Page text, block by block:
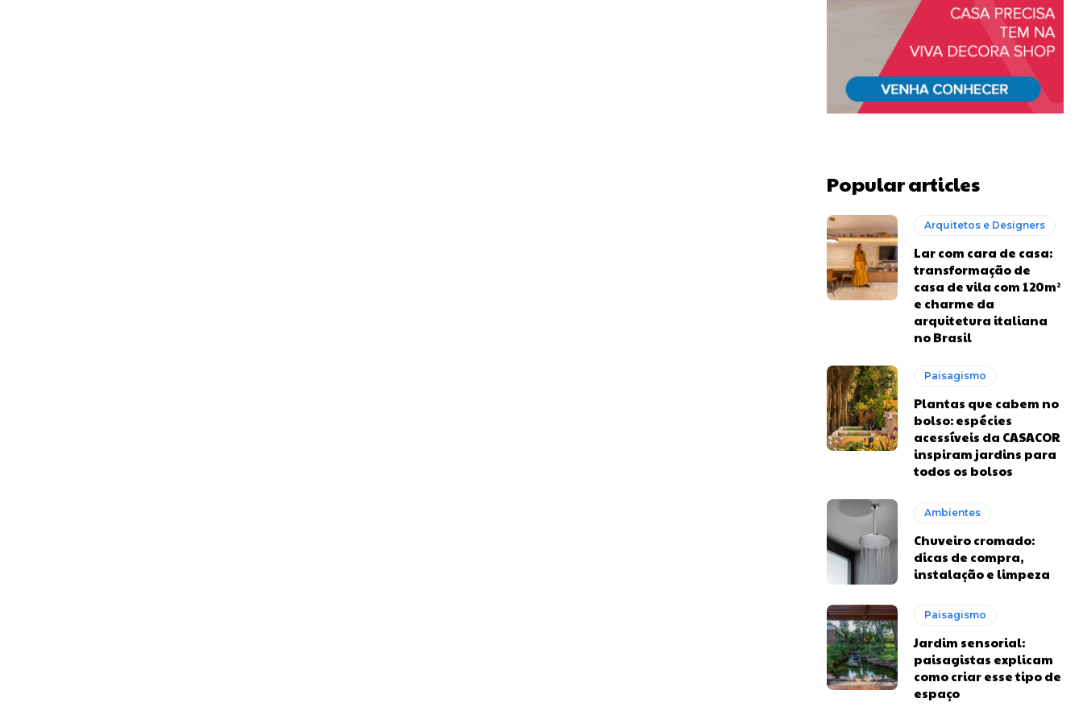
Popular articles
Arquitetos e Designers
Lar com cara de casa:
transformação de
casa de vila com 120m²
e charme da
arquitetura italiana
no Brasil
Paisagismo
Plantas que cabem no
bolso: espécies
acessíveis da CASACOR
inspiram jardins para
todos os bolsos
Ambientes
Chuveiro cromado:
dicas de compra,
instalação e limpeza
Paisagismo
Jardim sensorial:
paisagistas explicam
como criar esse tipo de
espaço